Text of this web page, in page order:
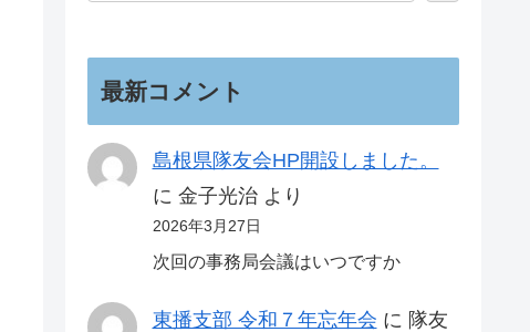
最新コメント
島根県隊友会HP開設しました。
に 金子光治より
2026年3月27日
次回の事務局会議はいつですか
東播支部 令和７年忘年会 に 隊友